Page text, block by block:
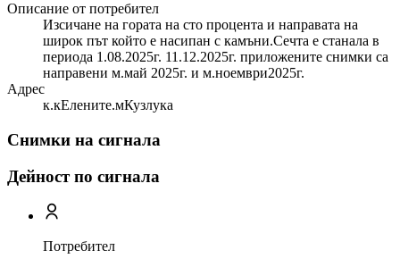
Описание от потребител
Изсичане на гората на сто процента и направата на
широк път който е насипан с камъни.Сечта е станала в
периода 1.08.2025г. 11.12.2025г. приложените снимки са
направени м.май 2025г. и м.ноември2025г.
Адрес
к.кЕлените.мКузлука
Снимки на сигнала
Дейност по сигнала
Потребител